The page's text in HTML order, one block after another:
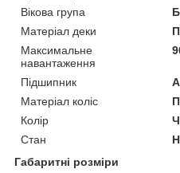
Вікова група
Матеріал деки
Максимальне
навантаження
Підшипник
Матеріал коліс
Колір
Стан
Габаритні розміри